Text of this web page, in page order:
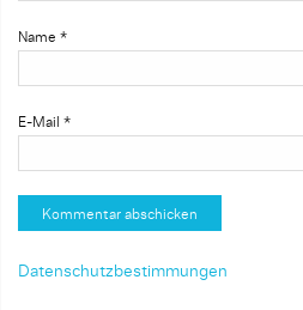
Name *
E-Mail *
Datenschutzbestimmungen